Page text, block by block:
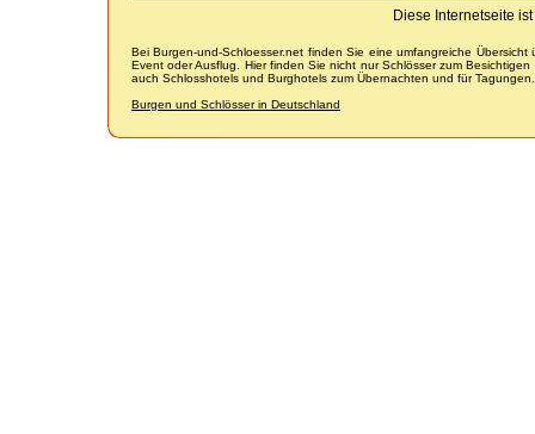
Diese Internetseite
Bei Burgen-und-Schloesser.net finden Sie eine umfangreiche
Event oder Ausflug. Hier finden Sie nicht nur Schlösser zum
auch Schlosshotels und Burghotels zum Übernachten und für Tagungen.
Burgen und Schlösser in Deutschland